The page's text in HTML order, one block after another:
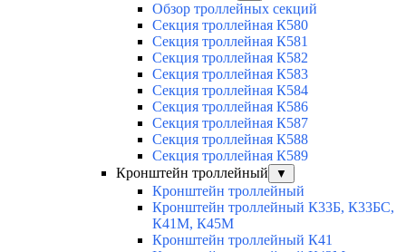
Обзор троллейных секций
Секция троллейная К580
Секция троллейная К581
Секция троллейная К582
Секция троллейная К583
Секция троллейная К584
Секция троллейная К586
Секция троллейная К587
Секция троллейная К588
Секция троллейная К589
Кронштейн троллейный
▼
Кронштейн троллейный
Кронштейн троллейный К33Б, К33БС,
К41М, К45М
Кронштейн троллейный К41